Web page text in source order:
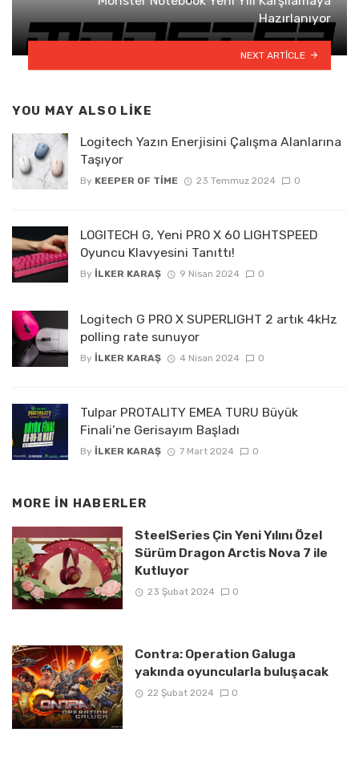
Hazırlanıyor
NEXT ARTICLE
YOU MAY ALSO LIKE
Logitech Yazın Enerjisini Çalışma Alanlarına
Taşıyor
By KEEPER OF TIME 23 Temmuz 2024 0
LOGITECH G, Yeni PRO X 60 LIGHTSPEED
Oyuncu Klavyesini Tanıttı!
By İLKER KARAŞ 9 Nisan 2024 0
Logitech G PRO X SUPERLIGHT 2 artık 4kHz
polling rate sunuyor
By İLKER KARAŞ 4 Nisan 2024 0
Tulpar PROTALITY EMEA TURU Büyük
Finali’ne Gerisayım Başladı
By İLKER KARAŞ 7 Mart 2024 0
MORE IN HABERLER
SteelSeries Çin Yeni Yılını Özel
Sürüm Dragon Arctis Nova 7 ile
Kutluyor
23 Şubat 2024 0
Contra: Operation Galuga
yakında oyuncularla buluşacak
22 Şubat 2024 0